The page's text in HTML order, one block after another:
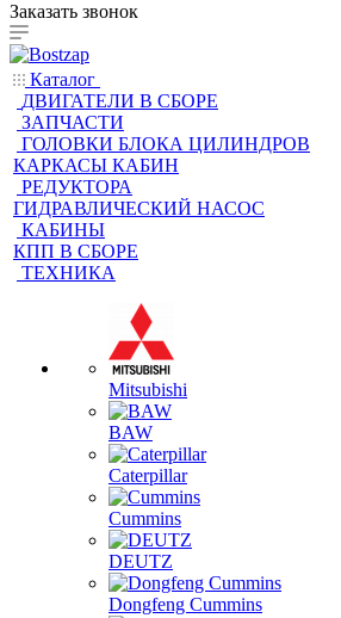
Заказать звонок
Каталог
ДВИГАТЕЛИ В СБОРЕ
ЗАПЧАСТИ
ГОЛОВКИ БЛОКА ЦИЛИНДРОВ
КАРКАСЫ КАБИН
РЕДУКТОРА
ГИДРАВЛИЧЕСКИЙ НАСОС
КАБИНЫ
КПП В СБОРЕ
ТЕХНИКА
Mitsubishi
BAW
Caterpillar
Cummins
DEUTZ
Dongfeng Cummins